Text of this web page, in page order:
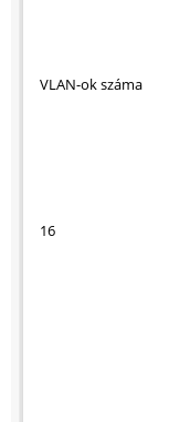
VLAN-ok száma
16